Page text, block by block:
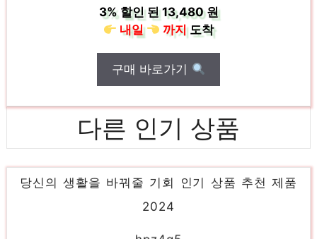
3%할인 된13,480 원
내일
까지도착
구매 바로가기
다른 인기 상품
hpeproliantdl360gen10
당신의 생활을 바꿔줄 기회 인기 상품 추천 제품
2024
hpz4g5